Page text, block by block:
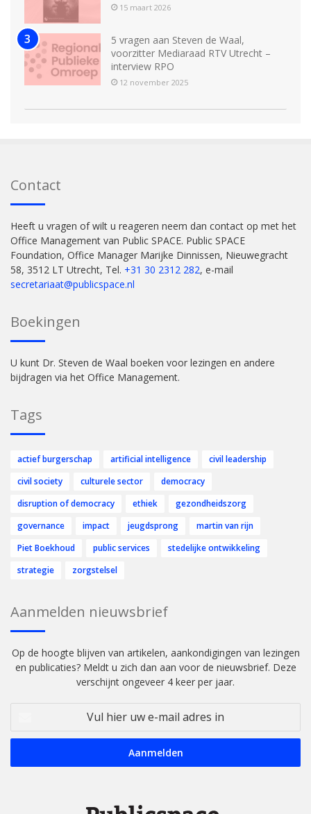
15 maart 2026
5 vragen aan Steven de Waal,
voorzitter Mediaraad RTV Utrecht –
interview RPO
12 november 2025
Contact
Heeft u vragen of wilt u reageren neem dan contact op met het
Office Management van Public SPACE. Public SPACE
Foundation, Office Manager Marijke Dinnissen, Nieuwegracht
58, 3512 LT Utrecht, Tel. +31 30 2312 282, e-mail
secretariaat@publicspace.nl
Boekingen
U kunt Dr. Steven de Waal boeken voor lezingen en andere
bijdragen via het Office Management.
Tags
actief burgerschap artificial intelligence
civil leadership
civil society
culturele sector
democracy
disruption of democracy
ethiek
gezondheidszorg
governance
impact jeugdsprong
martin van rijn
Piet Boekhoud
public services
stedelijke ontwikkeling
strategie
zorgstelsel
Aanmelden nieuwsbrief
Op de hoogte blijven van artikelen, aankondigingen van lezingen
en publicaties? Meldt u zich dan aan voor de nieuwsbrief. Deze
verschijnt ongeveer 4 keer per jaar.
uw
mail